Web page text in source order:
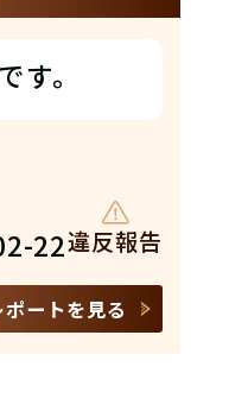
す。
22違反報告
ートを見る